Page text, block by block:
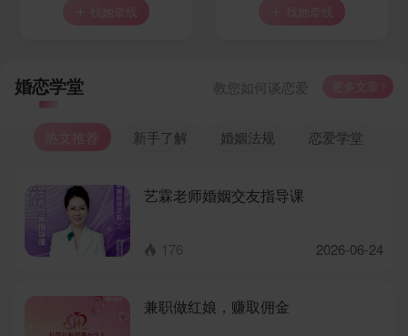
找她牵线 找她牵线
婚恋学堂 教您如何谈恋爱 更多文章
热文推荐 新手了解 婚姻法规 恋爱学堂
艺霖老师婚姻交友指导课
 176 2026-06-24
兼职做红娘，赚取佣金